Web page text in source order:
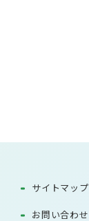
サイトマップ
お問い合わせ